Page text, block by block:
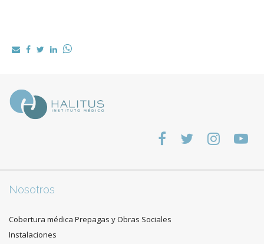
Nosotros
Cobertura médica Prepagas y Obras Sociales
Instalaciones